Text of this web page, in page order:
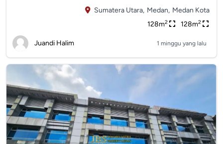
Sumatera Utara, Medan, Medan Kota
128m2 128m2
Juandi Halim 1 minggu yang lalu